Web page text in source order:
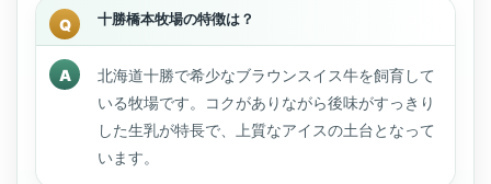
十勝橋本牧場の特徴は？
北海道十勝で希少なブラウンスイス牛を飼育して
いる牧場です。コクがありながら後味がすっきり
した生乳が特長で、上質なアイスの土台となって
います。